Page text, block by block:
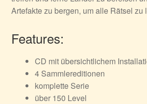
Artefakte zu bergen, um alle Rätsel zu
Features:
CD mit übersichtlichem
4 Sammlereditionen
komplette Serie
über 150 Level